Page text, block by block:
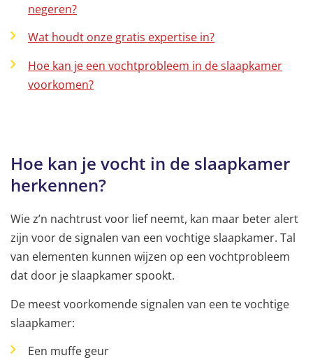
negeren?
Wat houdt onze gratis expertise in?
Hoe kan je een vochtprobleem in de slaapkamer
voorkomen?
Hoe kan je vocht in de slaapkamer
herkennen?
Wie z’n nachtrust voor lief neemt, kan maar beter alert
zijn voor de signalen van een vochtige slaapkamer. Tal
van elementen kunnen wijzen op een vochtprobleem
dat door je slaapkamer spookt.
De meest voorkomende signalen van een te vochtige
slaapkamer:
Een muffe geur